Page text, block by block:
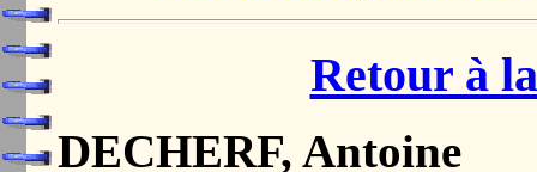
Retour à
DECHERF, Antoine